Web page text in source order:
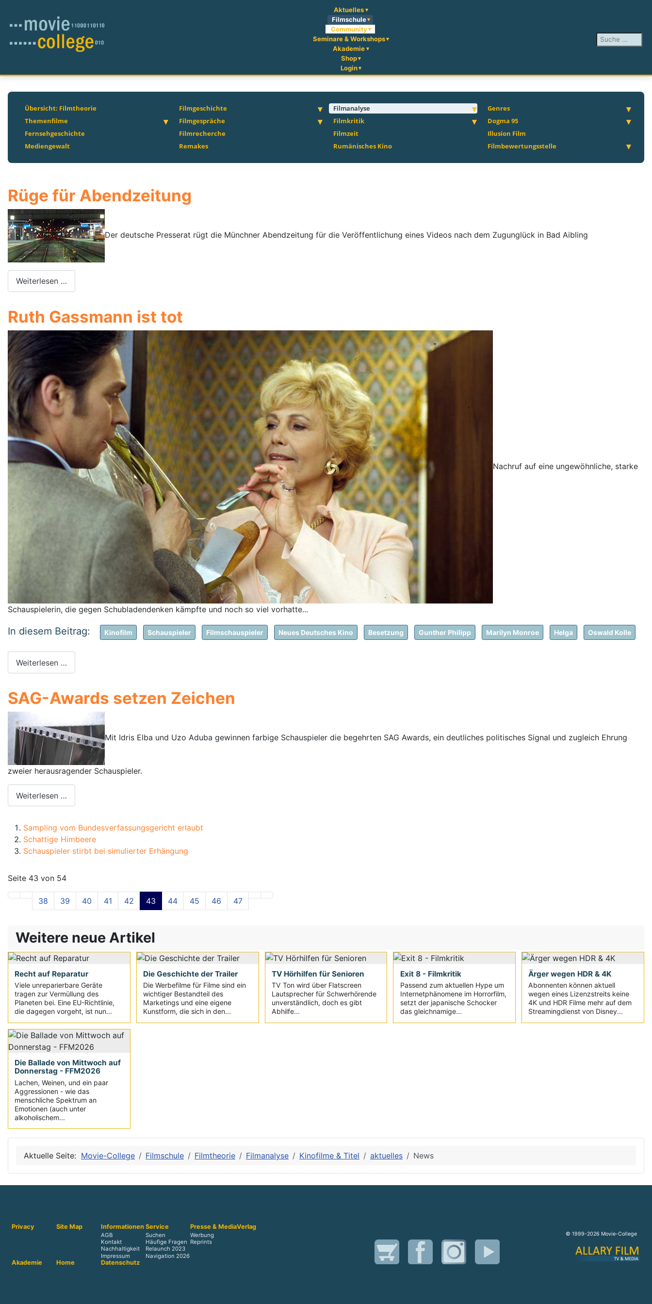
Aktuelles
Filmschule
Community
Seminare & Workshops
Akademie
Shop
Login
Suchen ...
Übersicht: Filmtheorie Filmgeschichte Filmanalyse
Genres
Themenfilme
Filmgespräche Filmkritik
Dogma 95
Fernsehgeschichte
Filmrecherche Filmzeit
Illusion Film
Mediengewalt
Remakes Rumänisches Kino Filmbewertungsstelle
Rüge für Abendzeitung
Der deutsche Presserat rügt die Münchner Abendzeitung für die Veröffentlichung eines Videos nach dem Zugunglück in Bad Aibling
Weiterlesen …
Ruth Gassmann ist tot
Nachruf auf eine ungewöhnliche, starke
Schauspielerin, die gegen Schubladendenken kämpfte und noch so viel vorhatte...
Kinofilm Schauspieler Filmschauspieler Neues Deutsches Kino Besetzung Gunther Philipp Marilyn Monroe Helga Oswald Kolle
Weiterlesen …
SAG-Awards setzen Zeichen
Mit Idris Elba und Uzo Aduba gewinnen farbige Schauspieler die begehrten SAG Awards, ein deutliches politisches Signal und zugleich Ehrung
zweier herausragender Schauspieler.
Weiterlesen …
Sampling vom Bundesverfassungsgericht erlaubt
Schattige Himbeere
Schauspieler stirbt bei simulierter Erhängung
Seite 43 von 54
38 39 40 41 42 43 44 45 46 47
Weitere neue Artikel
Recht auf Reparatur
Viele unreparierbare Geräte
tragen zur Vermüllung des
Planeten bei. Eine EU-Richtlinie,
die dagegen vorgeht, ist nun...
Die Geschichte der Trailer
Die Werbefilme für Filme sind ein
wichtiger Bestandteil des
Marketings und eine eigene
Kunstform, die sich in den...
TV Hörhilfen für Senioren
TV Ton wird über Flatscreen
Lautsprecher für Schwerhörende
unverständlich, doch es gibt
Abhilfe...
Exit 8 - Filmkritik
Passend zum aktuellen Hype um
Internetphänomene im Horrorfilm,
setzt der japanische Schocker
das gleichnamige...
Ärger wegen HDR & 4K
Abonnenten können aktuell
wegen eines Lizenzstreits keine
4K und HDR Filme mehr auf dem
Streamingdienst von Disney...
Die Ballade von Mittwoch auf
Donnerstag - FFM2026
Lachen, Weinen, und ein paar
Aggressionen - wie das
menschliche Spektrum an
Emotionen (auch unter
alkoholischem...
Aktuelle Seite: Movie-College Filmschule Filmtheorie Filmanalyse Kinofilme & Titel aktuelles News
Privacy Site Map Informationen
AGB
Kontakt
Nachhaltigkeit
Impressum
Service
Suchen
Häufige Fragen
Relaunch 2023
Navigation 2026
Presse & Media
Werbung
Reprints
Verlag
Akademie Home Datenschutz
© 1999-2026 Movie-College